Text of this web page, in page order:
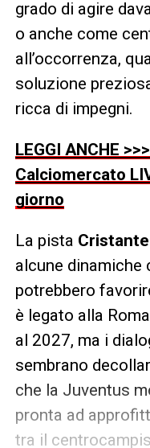
grado di agire
o anche come
all’occorrenza,
soluzione
ricca di impegni.
LEGGI ANCHE
Calciomercato
giorno
La pista
alcune dinamiche
potrebbero
è legato alla
al 2027, ma i
sembrano
che la Juventus
pronta ad
tra il